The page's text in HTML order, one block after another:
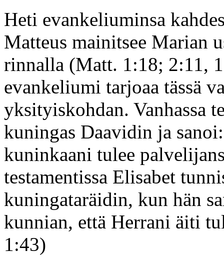
Heti evankeliuminsa
Matteus mainitsee Marian
rinnalla (Matt. 1:18; 2:11,
evankeliumi tarjoaa tässä
yksityiskohdan. Vanhassa
kuningas Daavidin ja
kuninkaani tulee
testamentissa Elisabet
kuningataräidin, kun hän
kunnian, että Herrani äiti
1:43)